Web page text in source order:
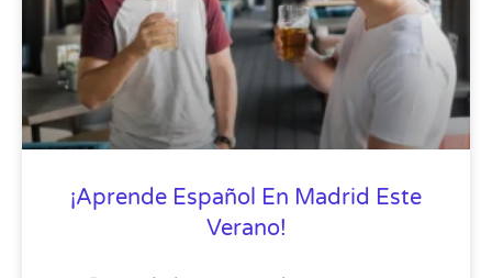
¡Aprende Español En Madrid Este
Verano!